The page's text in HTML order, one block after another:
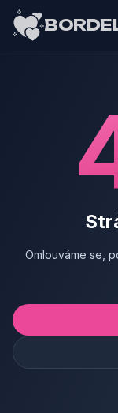
Omlouváme se,